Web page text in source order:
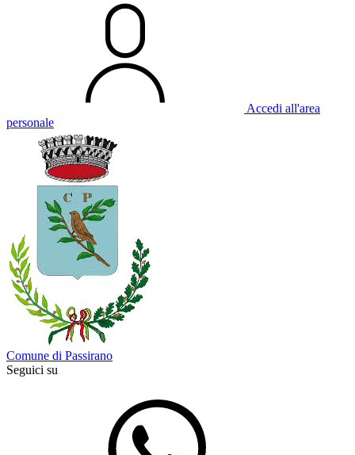
Accedi all'area
personale
Comune di Passirano
Seguici su